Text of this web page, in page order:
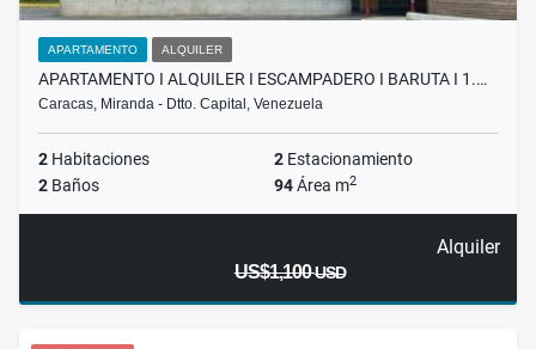
APARTAMENTO ALQUILER
APARTAMENTO I ALQUILER I ESCAMPADERO I BARUTA I 1.…
Caracas, Miranda - Dtto. Capital, Venezuela
2 Habitaciones 2 Estacionamiento
2 Baños 94Área m2
Alquiler
US$1,100USD